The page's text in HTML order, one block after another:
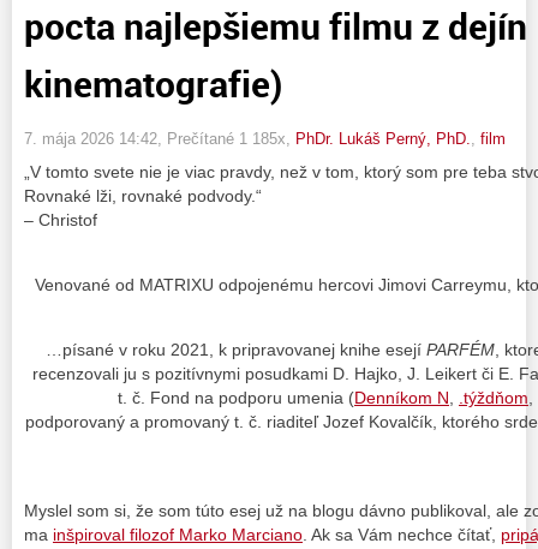
pocta najlepšiemu filmu z dejín
kinematografie)
7. mája 2026 14:42 , Prečítané 1 185x, PhDr. Lukáš Perný, PhD. film
„V tomto svete nie je viac pravdy, než v tom, ktorý som pre teba
Rovnaké lži, rovnaké podvody.“
– Christof
Venované od MATRIXU odpojenému hercovi Jimovi Carreymu,
…písané v roku 2021, k pripravovanej knihe esejí PARFÉM ,
recenzovali ju s pozitívnymi posudkami D. Hajko, J. Leikert či E.
t. č. Fond na podporu umenia (Denníkom N .týždňom
podporovaný a promovaný t. č. riaditeľ Jozef Kovalčík, ktorého
Myslel som si, že som túto esej už na blogu dávno publikoval, ale
ma inšpiroval filozof Marko Marciano. Ak sa Vám nechce čítať,